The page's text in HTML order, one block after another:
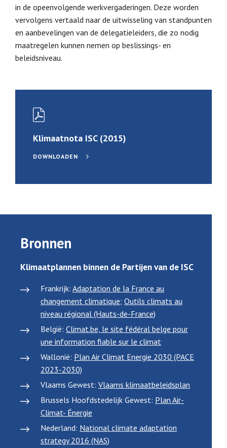
in de opeenvolgende werkvergaderingen. Deze worden
vervolgens vertaald naar de uitwisseling van standpunten
en aanbevelingen van de delegatieleiders, die zo nodig
maatregelen kunnen nemen op beslissings- en
beleidsniveau.
Klimaatnota ISC (2015)
DOWNLOADEN
Bronnen
Klimaatplannen binnen de Partijen van de ISC
Frankrijk: Adaptation de la France au
changement climatique; Outils climats au
niveau régional (Hauts-de-France)
België: Climat.be, le site fédéral belge pour
une information fiable sur le climat
Wallonië: Plan Air Climat Energie 2030 (PACE
2023-2030)
Vlaams Gewest: Vlaams klimaatbeleidsplan
Brussels Hoofdstedelijk Gewest: Plan Air-
Climat- Énergie
Nederland: National climate adaptation
strategy 2016 (NAS)